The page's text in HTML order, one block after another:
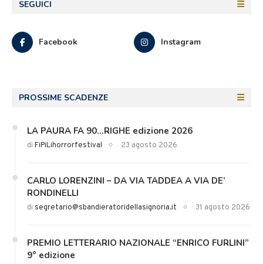
SEGUICI
Facebook Instagram
PROSSIME SCADENZE
LA PAURA FA 90…RIGHE edizione 2026
di FiPiLihorrorfestival 23 agosto 2026
CARLO LORENZINI – DA VIA TADDEA A VIA DE’
RONDINELLI
di segretario@sbandieratoridellasignoria.it 31 agosto 2026
PREMIO LETTERARIO NAZIONALE “ENRICO FURLINI”
9° edizione